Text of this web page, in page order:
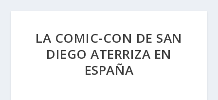
LA COMIC-CON DE SAN
DIEGO ATERRIZA EN
ESPAÑA